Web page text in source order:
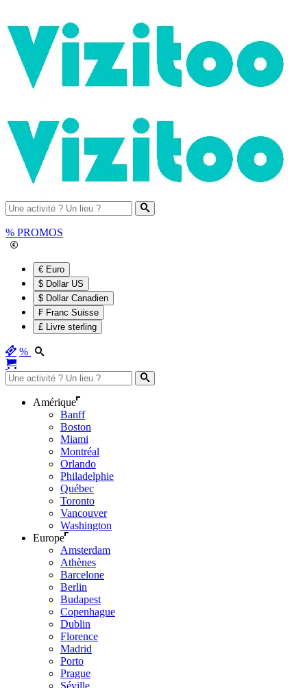
% PROMOS
€ Euro
$ Dollar US
$ Dollar Canadien
₣ Franc Suisse
£ Livre sterling
%
Amérique
Banff
Boston
Miami
Montréal
Orlando
Philadelphie
Québec
Toronto
Vancouver
Washington
Europe
Amsterdam
Athènes
Barcelone
Berlin
Budapest
Copenhague
Dublin
Florence
Madrid
Porto
Prague
Séville